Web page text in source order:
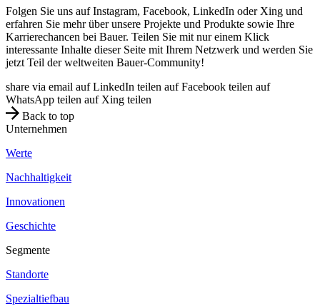
Folgen Sie uns auf Instagram, Facebook, LinkedIn oder Xing und
erfahren Sie mehr über unsere Projekte und Produkte sowie Ihre
Karrierechancen bei Bauer. Teilen Sie mit nur einem Klick
interessante Inhalte dieser Seite mit Ihrem Netzwerk und werden Sie
jetzt Teil der weltweiten Bauer-Community!
share via email auf LinkedIn teilen auf Facebook teilen auf
WhatsApp teilen auf Xing teilen
Back to top
Unternehmen
Werte
Nachhaltigkeit
Innovationen
Geschichte
Segmente
Standorte
Spezialtiefbau